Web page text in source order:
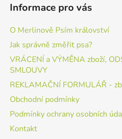
Informace pro vás
O Merlinově Psím království
Jak správně změřit psa?
VRÁCENÍ a VÝMĚNA zboží,
SMLOUVY
REKLAMAČNÍ FORMULÁŘ -
Obchodní podmínky
Podmínky ochrany osobních
Kontakt